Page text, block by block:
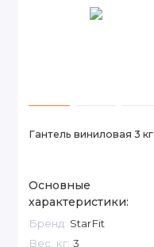
Гантель виниловая 3 кг
Основные
характеристики:
Бренд: StarFit
Вес, кг: 3